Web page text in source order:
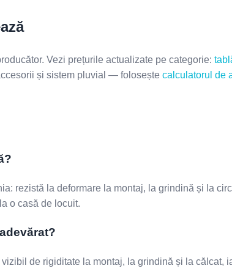
Vezi prețurile actualizate pe categorie:
și sistem pluvial — folosește calculatorul de
rezistă la deformare la montaj, la grindină și la
o casă de locuit.
de rigiditate la montaj, la grindină și la călcat,